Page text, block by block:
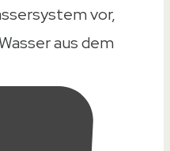
vor,
aus dem